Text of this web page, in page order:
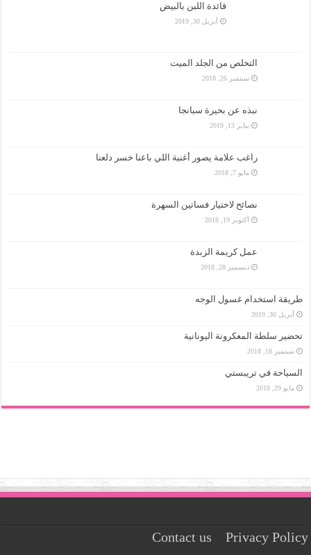
فائدة اللبن بالبيض
أبريل 30, 2019
التخلص من الجلد الميت
سبتمبر 26, 2018
نبذه عن بحيرة سبانجا
يناير 13, 2019
راغب علامة يصور أغنية اللي باعنا خسر دلعنا
مايو 7, 2018
نصائح لاختيار فساتين السهرة
أكتوبر 19, 2018
عمل كريمة الزبدة
ديسمبر 28, 2018
طريقة استخدام غسول الوجه
أبريل 30, 2019
تحضير سلطة المعكرونة اليونانية
سبتمبر 18, 2018
السياحة في تريبستي
مايو 29, 2018
Contact us Privacy Policy